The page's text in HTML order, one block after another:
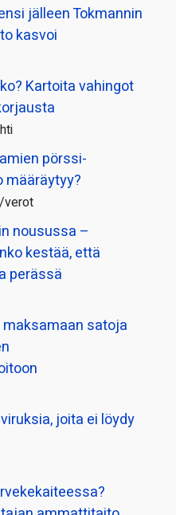
jälleen Tokmannin
kasvoi
Kartoita vahingot
pörssi­
määräytyy?
verot
nousussa –
kestää, että
perässä
satoja
joita ei löydy